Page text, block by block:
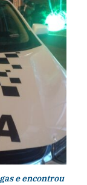
e encontrou